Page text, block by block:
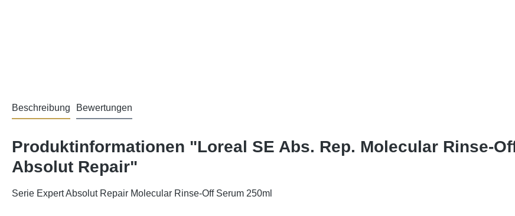
Beschreibung Bewertungen
Produktinformationen "Loreal SE Abs. Rep. Molecular Rinse-
Absolut Repair"
Serie Expert Absolut Repair Molecular Rinse-Off Serum 250ml